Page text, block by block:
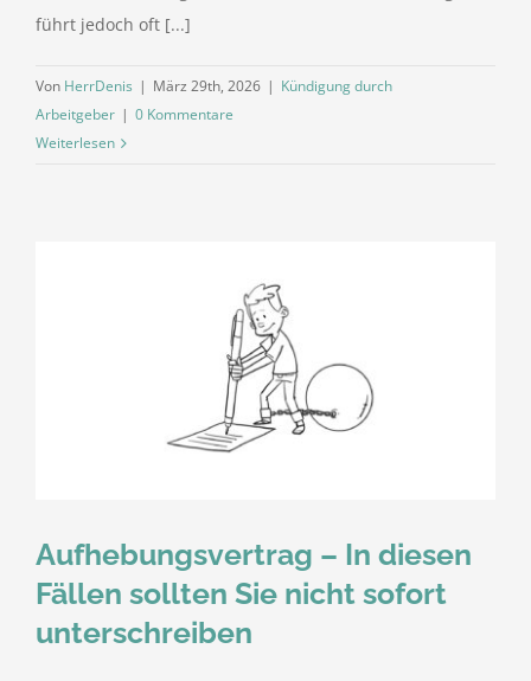
führt jedoch oft [...]
Von HerrDenis | März 29th, 2026 | Kündigung durch
Arbeitgeber | 0 Kommentare
Weiterlesen
Aufhebungsvertrag – In diesen
Fällen sollten Sie nicht sofort
unterschreiben